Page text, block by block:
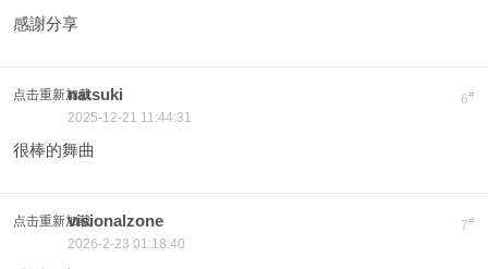
感謝分享
点击重新加载 6#
natsuki
2025-12-21 11:44:31
很棒的舞曲
点击重新加载 7#
visionalzone
2026-2-23 01:18:40